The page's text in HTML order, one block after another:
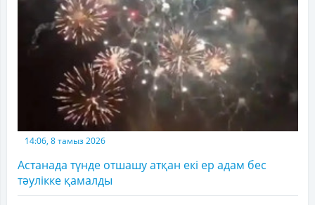
14:06, 8 тамыз 2026
Астанада түнде отшашу атқан екі ер адам бес
тәулікке қамалды